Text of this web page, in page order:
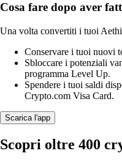
Cosa fare dopo aver
Una volta convertiti i tuoi
Conservare i tuoi nuovi
Sbloccare i potenziali
programma Level Up.
Spendere i tuoi saldi
Crypto.com Visa Card.
Scarica l'app
Scopri oltre 400